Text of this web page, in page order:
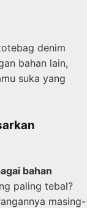
denim
bahan lain,
suka yang
bahan
paling tebal?
masing-